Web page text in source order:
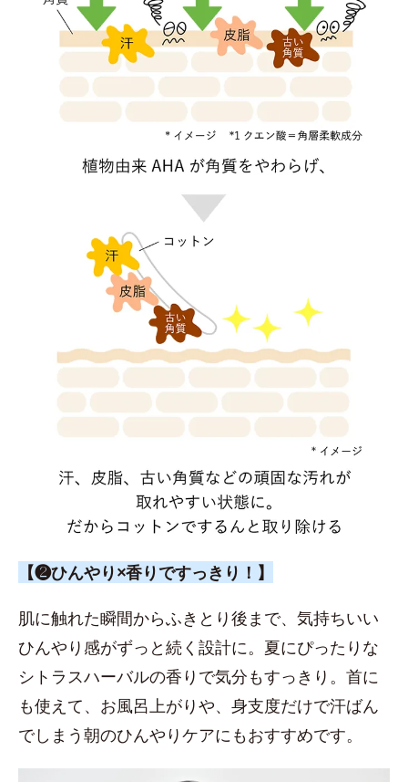
【❷ひんやり×香りですっきり！】
肌に触れた瞬間からふきとり後まで、気持ちいい
ひんやり感がずっと続く設計に。夏にぴったりな
シトラスハーバルの香りで気分もすっきり。首に
も使えて、お風呂上がりや、身支度だけで汗ばん
でしまう朝のひんやりケアにもおすすめです。